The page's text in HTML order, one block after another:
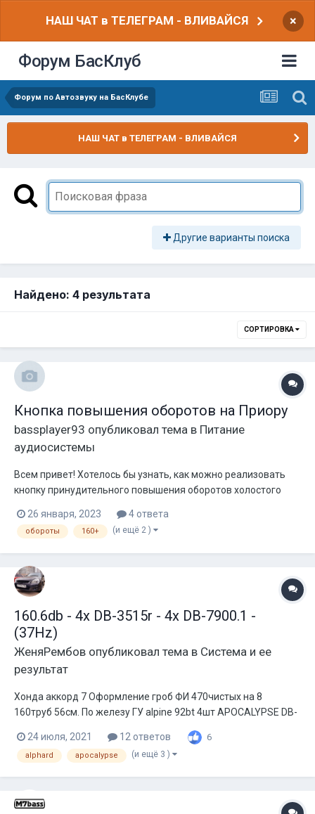
НАШ ЧАТ в ТЕЛЕГРАМ - ВЛИВАЙСЯ ×
Форум БасКлуб
Форум по Автозвуку на БасКлубе
НАШ ЧАТ в ТЕЛЕГРАМ - ВЛИВАЙСЯ
Другие варианты поиска
Найдено: 4 результата
СОРТИРОВКА
Кнопка повышения оборотов на Приору
bassplayer93 опубликовал тема в Питание
аудиосистемы
Всем привет! Хотелось бы узнать, как можно реализовать
кнопку принудительного повышения оборотов холостого
26 января, 2023 4 ответа
обороты 160+ (и ещё 2 )
160.6db - 4x DB-3515r - 4x DB-7900.1 -
(37Hz)
ЖеняРембов опубликовал тема в Система и ее
результат
Хонда аккорд 7 Оформление гроб ФИ 470чистых на 8
160труб 56см. По железу ГУ alpine 92bt 4шт APOCALYPSE DB-
выстрел 23квт с просадом до 14.2в В повседневе 7-14квт
авто играет 155+дб от 28гц до 41гц Если б...
24 июля, 2021 12 ответов 6
alphard apocalypse (и ещё 3 )